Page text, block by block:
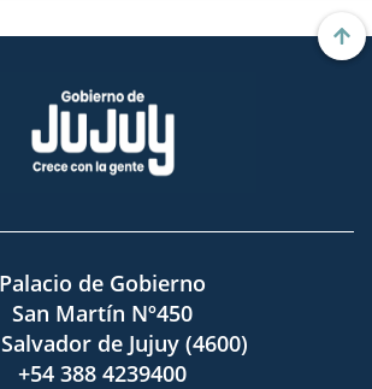
Palacio de Gobierno
San Martín Nº450
de Jujuy (4600)
+54 388 4239400